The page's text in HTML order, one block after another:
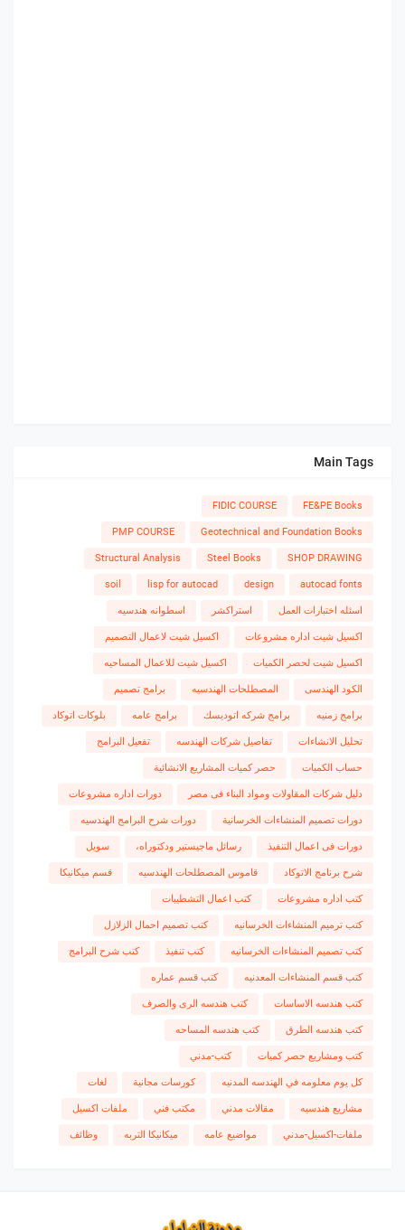
Main Tags
FE&PE Books
FIDIC COURSE
Geotechnical and Foundation Books
PMP COURSE
SHOP DRAWING
Steel Books
Structural Analysis
autocad fonts
design
lisp for autocad
soil
اسئله اختبارات العمل استراكشر اسطوانه هندسيه
اكسيل شيت اداره مشروعات اكسيل شيت لاعمال التصميم
اكسيل شيت لحصر الكميات اكسيل شيت للاعمال المساحيه
الكود الهندسى المصطلحات الهندسيه برامج تصميم
برامج زمنيه برامج شركه اتوديسك برامج عامه بلوكات اتوكاد
تحليل الانشاءات تفاصيل شركات الهندسه تفعيل البرامج
حساب الكميات حصر كميات المشاريع الانشائية
دليل شركات المقاولات ومواد البناء فى مصر دورات اداره مشروعات
دورات تصميم المنشاءات الخرسانية دورات شرح البرامج الهندسيه
دورات فى اعمال التنفيذ رسائل ماجيستير ودكتوراه، سويل
شرح برنامج الاتوكاد قاموس المصطلحات الهندسيه قسم ميكانيكا
كتب اداره مشروعات كتب اعمال التشطيبات
كتب ترميم المنشاءات الخرسانيه كتب تصميم احمال الزلازل
كتب تصميم المنشاءات الخرسانيه كتب تنفيذ كتب شرح البرامج
كتب قسم المنشاءات المعدنيه كتب قسم عماره
كتب هندسه الاساسات كتب هندسه الرى والصرف
كتب هندسه الطرق كتب هندسه المساحه
كتب ومشاريع حصر كميات كتب-مدني
كل يوم معلومه في الهندسه المدنيه كورسات مجانية لغات
مشاريع هندسيه مقالات مدني مكتب فني ملفات اكسيل
ملفات-اكسيل-مدني مواضيع عامه ميكانيكا التربه وظائف